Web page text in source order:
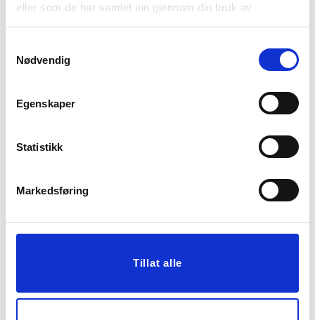
eller som de har samlet inn gjennom din bruk av
tjenestene deres.
Nødvendig
Egenskaper
Statistikk
Markedsføring
Tillat alle
Vis mer
VASE TVIST 22 CM